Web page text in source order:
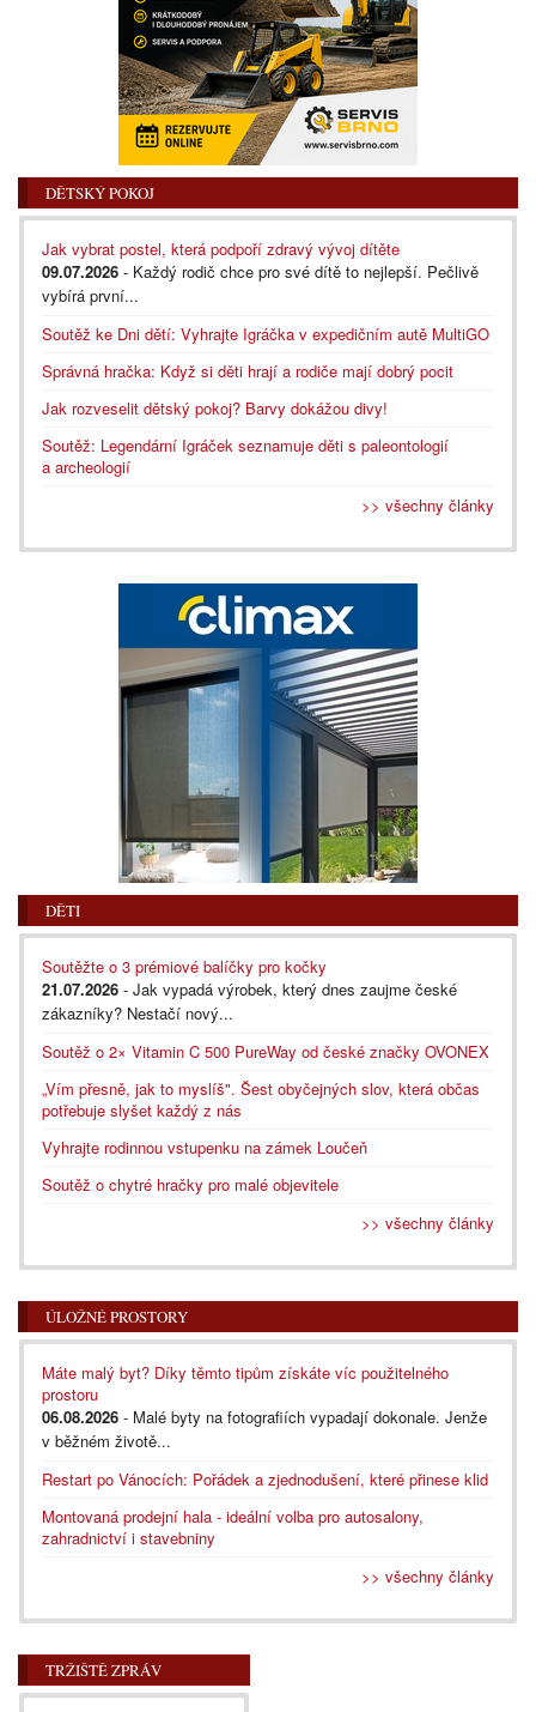
DĚTSKÝ POKOJ
Jak vybrat postel, která podpoří zdravý vývoj dítěte
09.07.2026 - Každý rodič chce pro své dítě to nejlepší. Pečlivě
vybírá první...
Soutěž ke Dni dětí: Vyhrajte Igráčka v expedičním autě MultiGO
Správná hračka: Když si děti hrají a rodiče mají dobrý pocit
Jak rozveselit dětský pokoj? Barvy dokážou divy!
Soutěž: Legendární Igráček seznamuje děti s paleontologií
a archeologií
>> všechny články
DĚTI
Soutěžte o 3 prémiové balíčky pro kočky
21.07.2026 - Jak vypadá výrobek, který dnes zaujme české
zákazníky? Nestačí nový...
Soutěž o 2× Vitamin C 500 PureWay od české značky OVONEX
„Vím přesně, jak to myslíš". Šest obyčejných slov, která občas
potřebuje slyšet každý z nás
Vyhrajte rodinnou vstupenku na zámek Loučeň
Soutěž o chytré hračky pro malé objevitele
>> všechny články
ÚLOŽNÉ PROSTORY
Máte malý byt? Díky těmto tipům získáte víc použitelného
prostoru
06.08.2026 - Malé byty na fotografiích vypadají dokonale. Jenže
v běžném životě...
Restart po Vánocích: Pořádek a zjednodušení, které přinese klid
Montovaná prodejní hala - ideální volba pro autosalony,
zahradnictví i stavebniny
>> všechny články
TRŽIŠTĚ ZPRÁV